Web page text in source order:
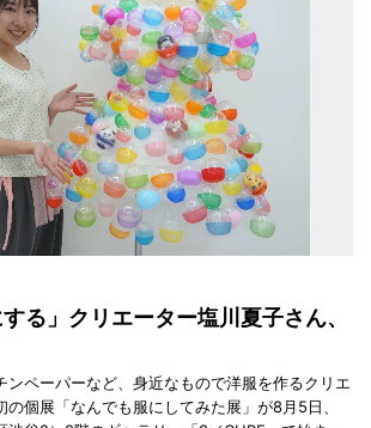
する」クリエーター塩川夏子さん、
ンペーパーなど、身近なもので洋服を作るクリエ
の個展「なんでも服にしてみた展」が8月5日、